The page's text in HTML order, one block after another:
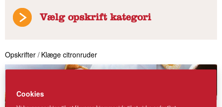
Vælg opskrift kategori
Opskrifter / Klæge citronruder
Cookies